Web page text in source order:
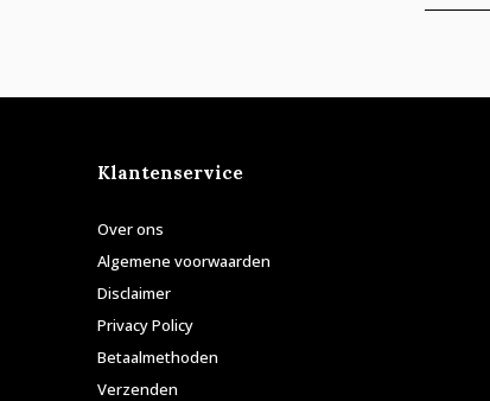
Klantenservice
Over ons
Algemene voorwaarden
Disclaimer
Privacy Policy
Betaalmethoden
Verzenden